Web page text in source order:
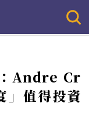
Andre Cr
值得投資